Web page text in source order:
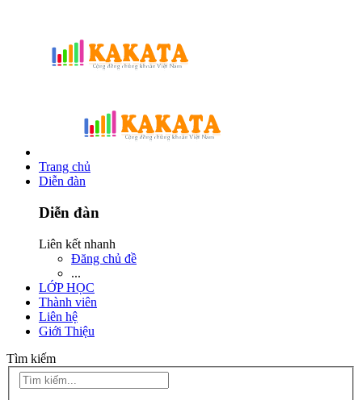
Trang chủ
Diễn đàn
Diễn đàn
Liên kết nhanh
Đăng chủ đề
...
LỚP HỌC
Thành viên
Liên hệ
Giới Thiệu
Tìm kiếm